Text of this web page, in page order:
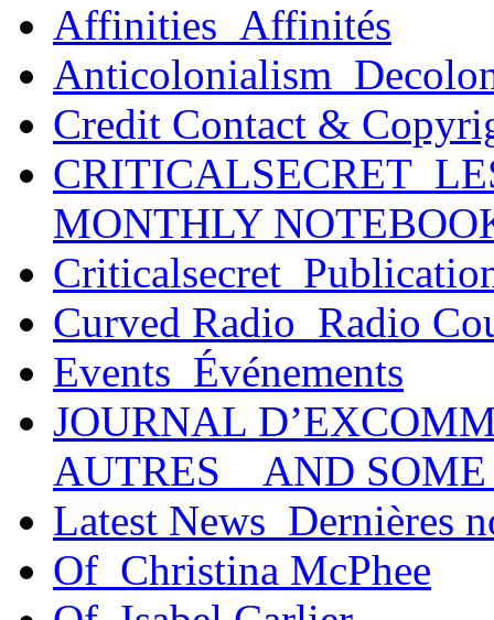
Affinities_Affinités
Credit Contact &
MONTHLY
Curved Radio_Radio
Events_Événements
JOURNAL
AUTRES _ AND
Latest News_Dernières
Of_Christina McPhee